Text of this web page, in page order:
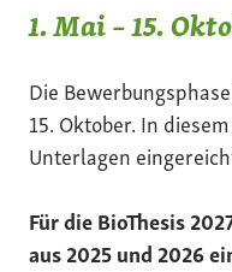
1. Mai – 15.
Die
15. Oktober. In
Unterlagen
Für die BioThesis
aus 2025 und 2026